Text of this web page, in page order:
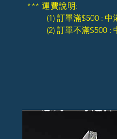
*** 運費說明:
(1) 訂單滿$500 : 中
(2) 訂單不滿$500 : 中